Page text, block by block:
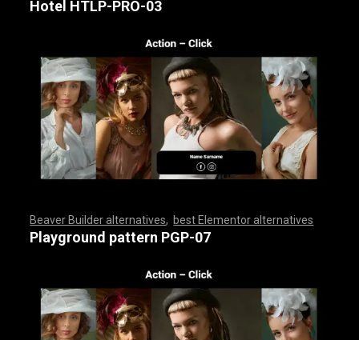
Hotel HTLP-PRO-03
Beaver Builder alternatives best Elementor alternatives
,,,,,,,,,,,,,,,,,,,,,,,,,,,,, ,,,,,,,,,,,,,,,,,,,,,,,,,,,,,,,
,,,,,,,,,,,,,
Playground pattern PGP-07